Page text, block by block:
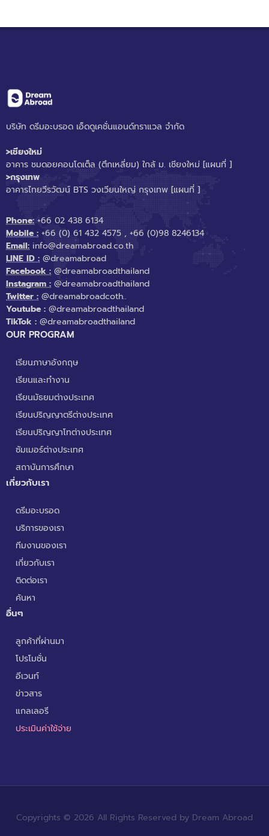
บริษัท ดรีมอะบรอด เอ็ดดูเคชั่นแอนด์ทราแวล จำกัด
>เชียงใหม่
อาคาร ชมดอยคอนโดเต็ล (ตึกเหลี่ยม) ใกล้ ม. เชียงใหม่ [แผนที่ ]
>กรุงเทพ
อาคารไทยวีรวัฒน์ BTS วงเวียนใหญ่ กรุงเทพ [แผนที่ ]
Phone: +66 02 438 6134
Mobile : +66 (0) 61 432 4575 , +66 (0)98 8246134
Email: info@dreamabroad.co.th
LINE ID : @dreamabroad
Facebook : @dreamabroadthailand
Instagram : @dreamabroadthailand
Twitter : @dreamabroadcoth..
Youtube : @dreamabroadthailand
TikTok : @dreamabroadthailand
OUR PROGRAM
เรียนภาษาอังกฤษ
เรียนและทำงาน
เรียนมัธยมต่างประเทศ
เรียนปริญญาตรีต่างประเทศ
เรียนปริญญาโทต่างประเทศ
ซัมเมอร์ต่างประเทศ
สถาบันการศึกษา
เกี่ยวกับเรา
ดรีมอะบรอด
บริการของเรา
ทีมงานของเรา
เกี่ยวกับเรา
ติดต่อเรา
ค้นหา
อื่นๆ
ลูกค้าที่ผ่านมา
โปรโมชั่น
อีเวนท์
ข่าวสาร
แกลเลอรี
ประเมินค่าใช้จ่าย
Copyrights © 2026 All Rights Reserved by Dream Abroad